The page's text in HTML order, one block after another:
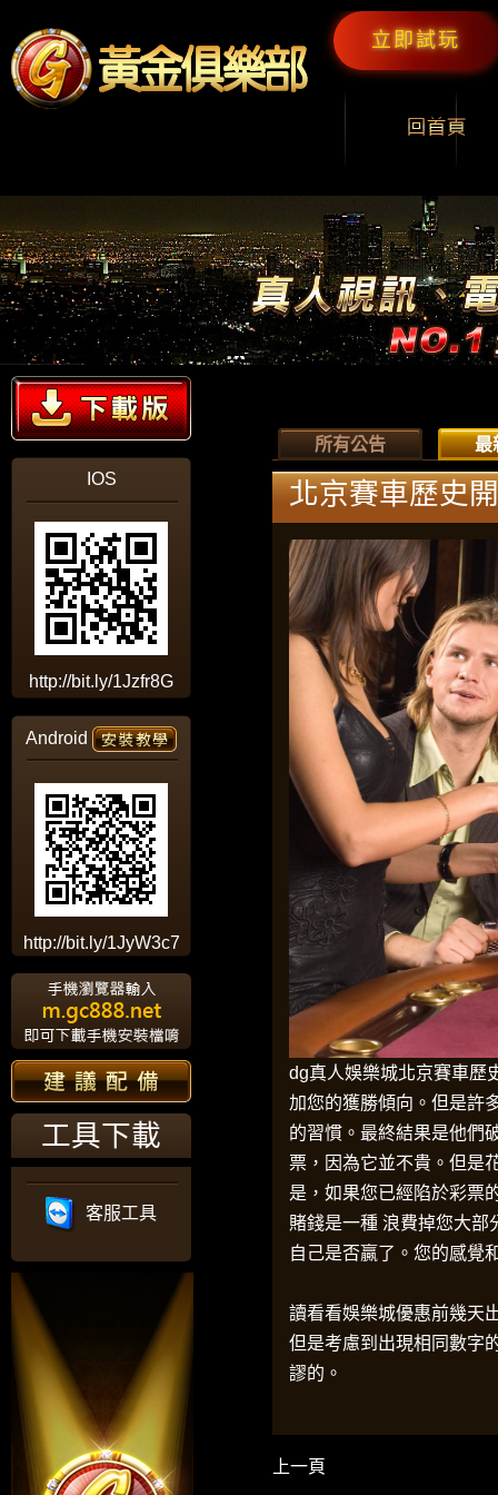
立即試玩
IOS
http://bit.ly/1Jzfr8G
Android
http://bit.ly/1JyW3c7
工具下載
客服工具
所有公告 最
北京賽車歷史
dg真人娛樂城北京賽車歷
加您的獲勝傾向。但是許
的習慣。最終結果是他們
票，因為它並不貴。但是
是，如果您已經陷於彩票
賭錢是一種 浪費掉您大部
自己是否贏了。您的感覺
讀看看娛樂城優惠前幾天
但是考慮到出現相同數字
謬的。
上一頁